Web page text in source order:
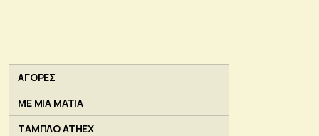
ΑΓΟΡΕΣ
ΜΕ ΜΙΑ ΜΑΤΙΑ
ΤΑΜΠΛΟ ATHEX